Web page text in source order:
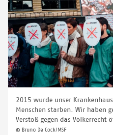
2015 wurde unser
Menschen starben. Wir haben
Verstoß gegen das Völkerrecht
© Bruno De Cock/MSF